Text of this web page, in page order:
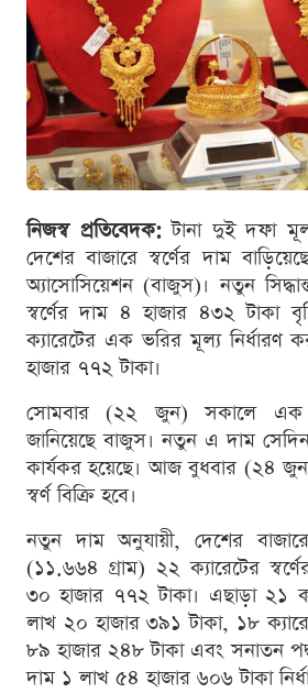
নিজস্ব প্রতিবেদক:টানা দুই দফা
দেশের বাজারে স্বর্ণের দাম
অ্যাসোসিয়েশন (বাজুস)। নতুন
স্বর্ণের দাম ৪ হাজার ৪৩২ টাকা
ক্যারেটের এক ভরির মূল্য নির্ধারণ
হাজার ৭৭২ টাকা।
সোমবার (২২ জুন) সকালে এক
জানিয়েছে বাজুস। নতুন এ দাম
কার্যকর হয়েছে। আজ বুধবার (২৪ জুন)
স্বর্ণ বিক্রি হবে।
নতুন দাম অনুযায়ী, দেশের
(১১.৬৬৪ গ্রাম) ২২ ক্যারেটের
৩০ হাজার ৭৭২ টাকা। এছাড়া ২১
লাখ ২০ হাজার ৩৯১ টাকা, ১৮
৮৯ হাজার ২৪৮ টাকা এবং সনাতন
দাম ১ লাখ ৫৪ হাজার ৬০৬ টাকা